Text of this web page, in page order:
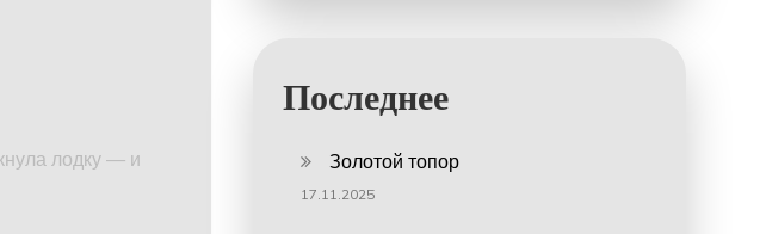
лодку — и
Последнее
Золотой топор
17.11.2025